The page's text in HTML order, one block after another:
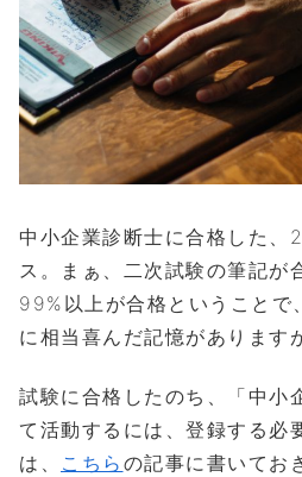
中小企業診断士に合格した、
ス。まぁ、二次試験の筆記が
99%以上が合格ということ
に相当喜んだ記憶があります
試験に合格したのち、「中小
て活動するには、登録する必
は、 こちら の記事に書いてお